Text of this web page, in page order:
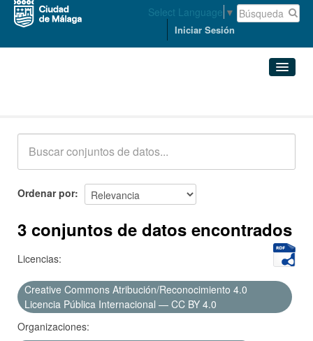
Select Language ▼
Iniciar Sesión
Acerca de
Ordenar por
3 conjuntos de datos encontrados
Licencias:
Creative Commons Atribución/Reconocimiento 4.0
Licencia Pública Internacional — CC BY 4.0
Organizaciones: